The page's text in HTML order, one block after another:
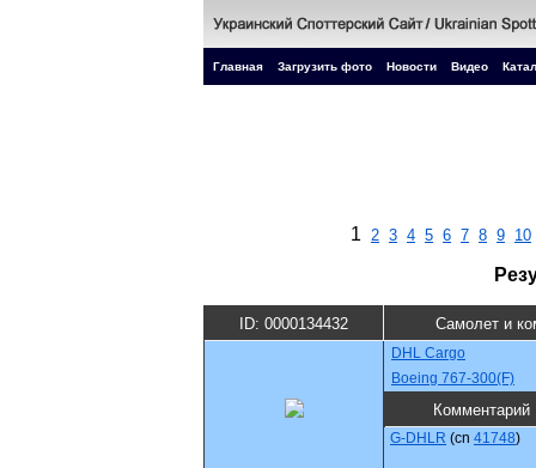
Главная Загрузить фото Новости Видео
1 2 3 4 5 6 7 8 9 10
ID: 0000134432 Самолет и
DHL Cargo
Boeing 767-300(F)
Комментарий
G-DHLR (cn 41748)